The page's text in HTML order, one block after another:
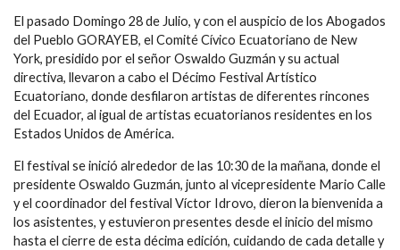
El pasado Domingo 28 de Julio, y con el auspicio de los Abogados
del Pueblo GORAYEB, el Comité Cívico Ecuatoriano de New
York, presidido por el señor Oswaldo Guzmán y su actual
directiva, llevaron a cabo el Décimo Festival Artístico
Ecuatoriano, donde desfilaron artistas de diferentes rincones
del Ecuador, al igual de artistas ecuatorianos residentes en los
Estados Unidos de América.
El festival se inició alrededor de las 10:30 de la mañana, donde el
presidente Oswaldo Guzmán, junto al vicepresidente Mario Calle
y el coordinador del festival Víctor Idrovo, dieron la bienvenida a
los asistentes, y estuvieron presentes desde el inicio del mismo
hasta el cierre de esta décima edición, cuidando de cada detalle y